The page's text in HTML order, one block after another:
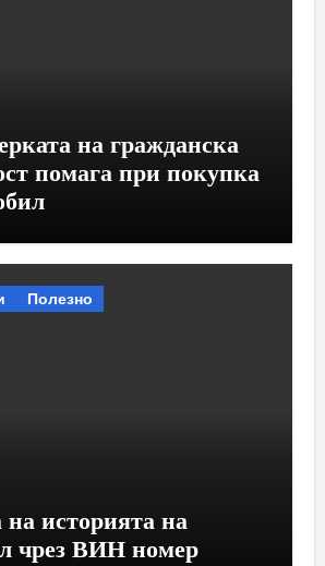
на гражданска
помага при покупка
Полезно
историята на
чрез ВИН номер